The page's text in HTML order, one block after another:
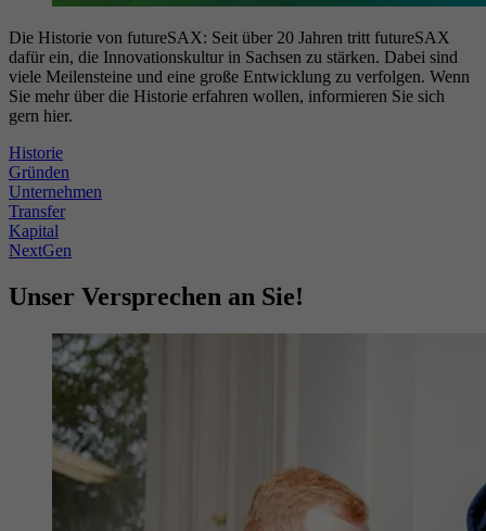
Die Historie von futureSAX: Seit über 20 Jahren tritt futureSAX
dafür ein, die Innovationskultur in Sachsen zu stärken. Dabei sind
viele Meilensteine und eine große Entwicklung zu verfolgen. Wenn
Sie mehr über die Historie erfahren wollen, informieren Sie sich
gern hier.
Historie
Gründen
Unternehmen
Transfer
Kapital
NextGen
Unser Versprechen an Sie!